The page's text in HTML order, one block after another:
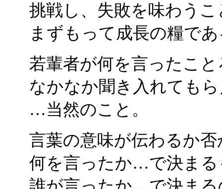
挑戦し、失敗を味わうこ
まずもって成長の糧で
若輩者が何を言ったこ
なかなか聞き入れても
…当然のこと。
言葉の意味が伝わるか否
何を言ったか…で決まる